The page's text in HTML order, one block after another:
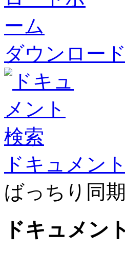
ダウンロー
ドキュメン
ばっちり同
ドキュメン